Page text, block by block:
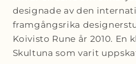
designade av den
framgångsrika
Koivisto Rune år 2010. En
Skultuna som varit